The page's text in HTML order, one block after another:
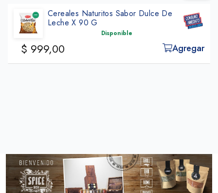
Cereales Naturitos Sabor Dulce De
Leche X 90 G
Disponible
$ 999,00 Agregar